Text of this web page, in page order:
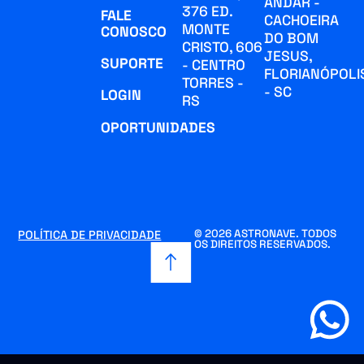
FALE
CONOSCO
SUPORTE
LOGIN
OPORTUNIDADES
376 ED.
MONTE
CRISTO, 606
- CENTRO
TORRES -
RS
CACHOEIRA
DO BOM
JESUS,
- SC
© 2026 ASTRONAVE. TODOS
OS DIREITOS RESERVADOS.
POLÍTICA DE PRIVACIDADE